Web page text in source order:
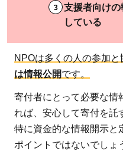
2.2.1
公益財
団法人
日本ユ
ニセフ
知名度
の高さ
が信頼
に
支援者向け
している
NPOは多くの人の参加
は情報公開です。
寄付者にとって必要な情
れば、安心して寄付を託
特に資金的な情報開示と
ポイントではないでしょ